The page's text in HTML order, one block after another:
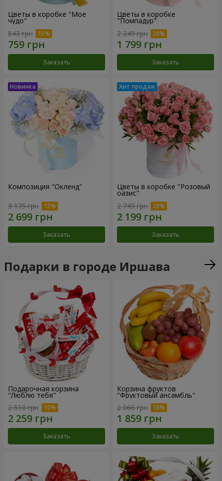
Цветы в коробке "Мое
чудо"
843 грн
Заказать
Цветы в коробке
"Помпадур"
2 249 грн
Заказать
Композиция "Окленд"
3 175 грн
Заказать
Цветы в коробке "Розовый
оазис"
2 749 грн
Заказать
Подарки в городе Иршава
Подарочная корзина
"Люблю тебя"
2 510 грн
Заказать
Корзина фруктов
"Фруктовый ансамбль"
2 066 грн
Заказать